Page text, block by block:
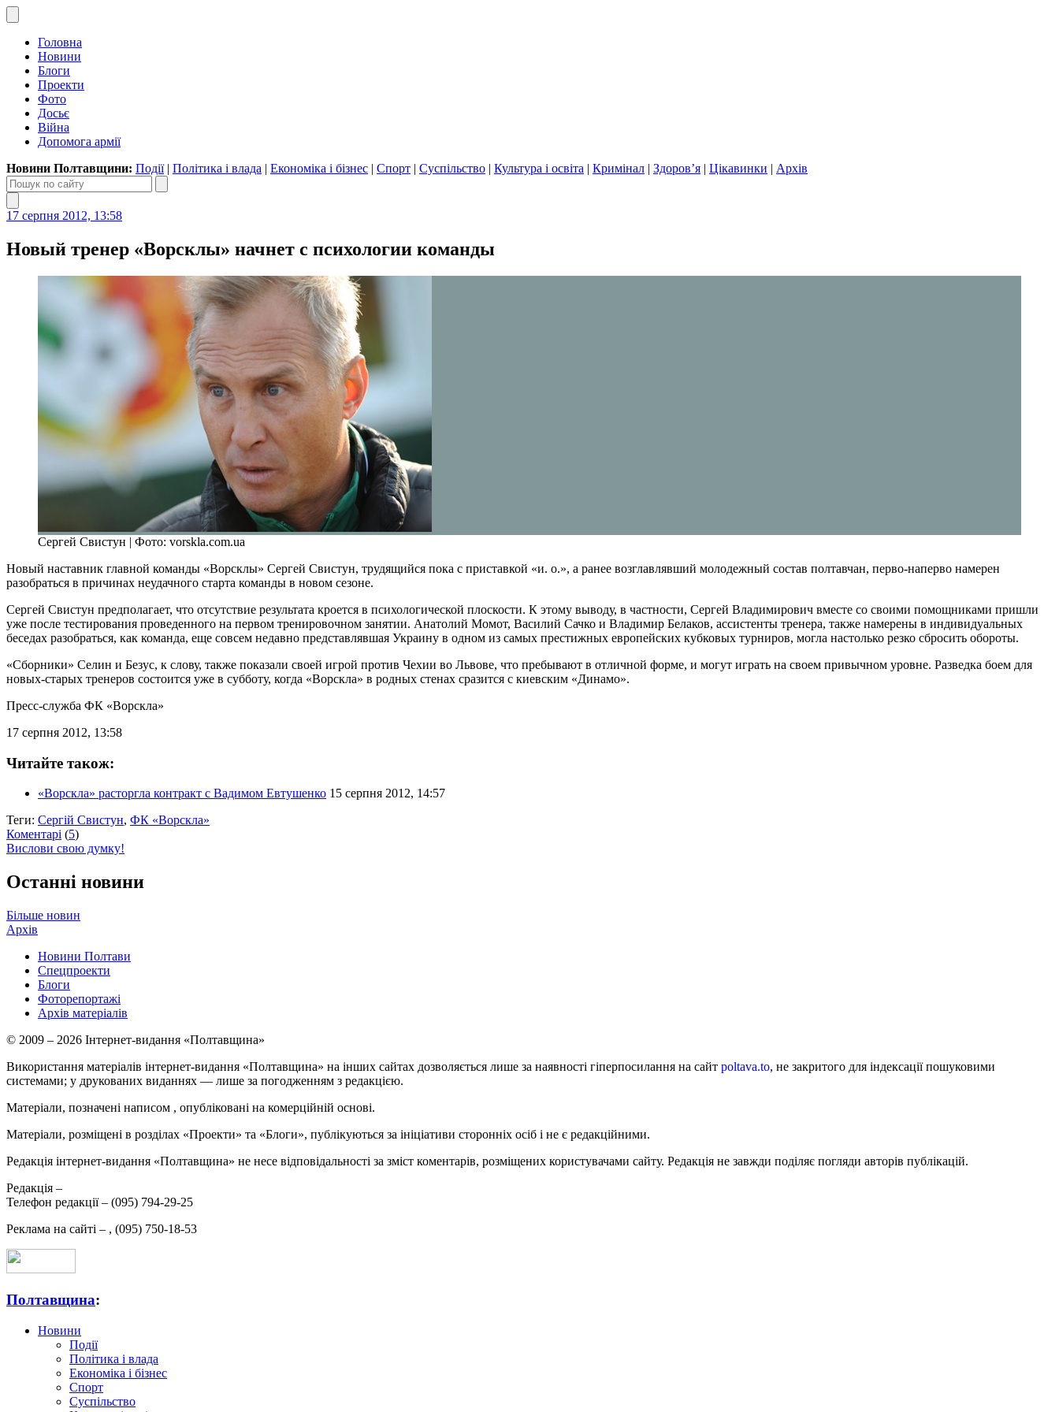
Головна
Новини
Блоги
Проекти
Фото
Досьє
Війна
Допомога армії
Новини Полтавщини: Події| Політика і влада | Економіка і бізнес | Спорт | Суспільство | Культура і освіта | Кримінал | Здоров’я | Цікавинки | Архів
17 серпня 2012, 13:58
Новый тренер «Ворсклы» начнет с психологии команды
Сергей Свистун | Фото: vorskla.com.ua
Новый наставник главной команды «Ворсклы» Сергей Свистун, трудящийся пока с приставкой «и. о.», а ранее возглавлявший молодежный состав полтавчан, перво-наперво намерен
разобраться в причинах неудачного старта команды в новом сезоне.
Сергей Свистун предполагает, что отсутствие результата кроется в психологической плоскости. К этому выводу, в частности, Сергей Владимирович вместе со своими помощниками пришли
уже после тестирования проведенного на первом тренировочном занятии. Анатолий Момот, Василий Сачко и Владимир Белаков, ассистенты тренера, также намерены в индивидуальных
беседах разобраться, как команда, еще совсем недавно представлявшая Украину в одном из самых престижных европейских кубковых турниров, могла настолько резко сбросить обороты.
«Сборники» Селин и Безус, к слову, также показали своей игрой против Чехии во Львове, что пребывают в отличной форме, и могут играть на своем привычном уровне. Разведка боем для
новых-старых тренеров состоится уже в субботу, когда «Ворскла» в родных стенах сразится с киевским «Динамо».
Пресс-служба ФК «Ворскла»
17 серпня 2012, 13:58
Читайте також:
«Ворскла» расторгла контракт с Вадимом Евтушенко 15 серпня 2012, 14:57
Теги: Сергій Свистун, ФК «Ворскла»
Коментарі (5)
Вислови свою думку!
Останні новини
Більше новин
Архів
Новини Полтави
Спецпроекти
Блоги
Фоторепортажі
Архів матеріалів
© 2009 – 2026 Інтернет-видання «Полтавщина»
Використання матеріалів інтернет-видання «Полтавщина» на інших сайтах дозволяється лише за наявності гіперпосилання на сайт poltava.to, не закритого для індексації пошуковими
системами; у друкованих виданнях — лише за погодженням з редакцією.
Матеріали, позначені написом , опубліковані на комерційній основі.
Матеріали, розміщені в розділах «Проекти» та «Блоги», публікуються за ініціативи сторонніх осіб і не є редакційними.
Редакція інтернет-видання «Полтавщина» не несе відповідальності за зміст коментарів, розміщених користувачами сайту. Редакція не завжди поділяє погляди авторів публікацій.
Редакція –
Телефон редакції – (095) 794-29-25
Реклама на сайті – , (095) 750-18-53
Полтавщина:
Новини
Події
Політика і влада
Економіка і бізнес
Спорт
Суспільство